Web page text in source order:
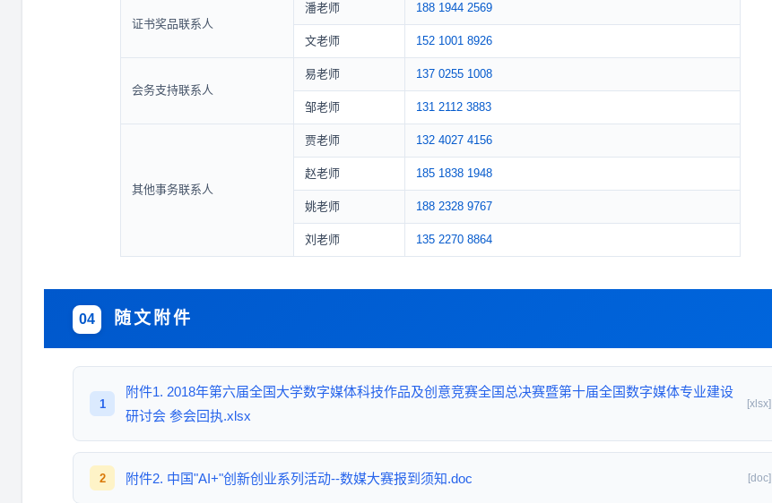
证书奖品联系人
潘老师 188 1944 2569
文老师 152 1001 8926
会务支持联系人
易老师 137 0255 1008
邹老师 131 2112 3883
其他事务联系人
贾老师 132 4027 4156
赵老师 185 1838 1948
姚老师 188 2328 9767
刘老师 135 2270 8864
04 随文附件
1
附件1. 2018年第六届全国大学数字媒体科技作品及创意竞赛全国总决赛暨第十届全国数字媒体专业建设
研讨会 参会回执.xlsx
[xlsx]
2 附件2. 中国"AI+"创新创业系列活动--数媒大赛报到须知.doc [doc]